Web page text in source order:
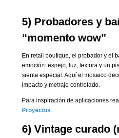
5) Probadores y
“momento wow”
En retail boutique, el probador y el
emoción: espejo, luz, textura y un
sienta especial. Aquí el mosaico
impacto y metraje controlado.
Para inspiración de aplicaciones
Proyectos
6) Vintage curado